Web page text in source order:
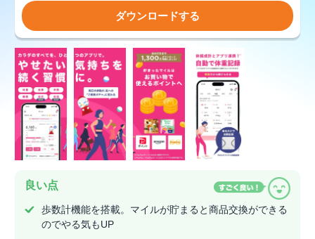
ダウンロードする
良い点
歩数計機能を搭載。マイルが貯まると商品交換ができる
のでやる気もUP